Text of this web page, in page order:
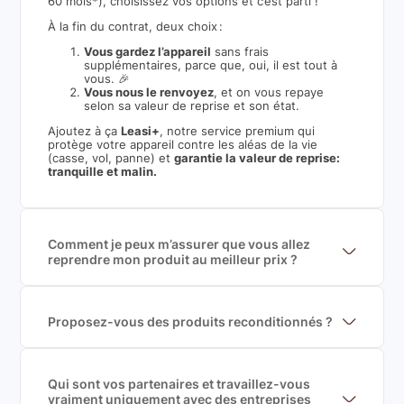
À la fin du contrat, deux choix :
Vous gardez l’appareil sans frais
supplémentaires, parce que, oui, il est tout à
vous. 🎉
Vous nous le renvoyez, et on vous repaye
selon sa valeur de reprise et son état.
Ajoutez à çaLeasi+, notre service premium qui
protège votre appareil contre les aléas de la vie
(casse, vol, panne) etgarantie la valeur de reprise:
tranquille et malin.
Comment je peux m’assurer que vous allez
reprendre mon produit au meilleur prix ?
garantir le meilleur prix de rachat. De plus, nous
sommes rémunéré à la commission sur la valeur de
Proposez-vous des produits reconditionnés ?
produits officiels de grandes marques et du
reconditionné de haute qualité
Qui sont vos partenaires et travaillez-vous
vraiment uniquement avec des entreprises